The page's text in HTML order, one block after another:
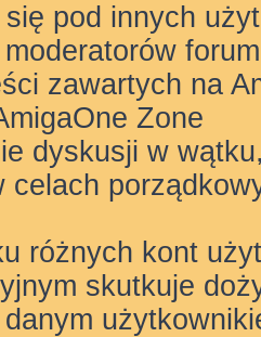
pod innych
zawartych na
Zone
dyskusji w
celach
różnych kont
skutkuje
danym